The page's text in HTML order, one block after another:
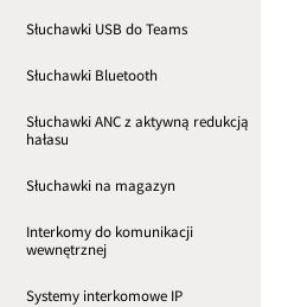
Słuchawki USB do Teams
Słuchawki Bluetooth
Słuchawki ANC z aktywną redukcją
hałasu
Słuchawki na magazyn
Interkomy do komunikacji
wewnętrznej
Systemy interkomowe IP